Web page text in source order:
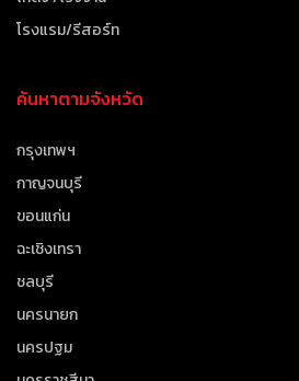
โรงแรม/รีสอร์ท
ค้นหาตามจังหวัด
กรุงเทพฯ
กาญจนบุรี
ขอนแก่น
ฉะเชิงเทรา
ชลบุรี
นครนายก
นครปฐม